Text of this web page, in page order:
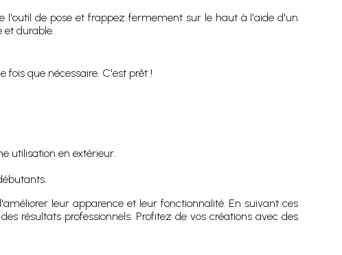
l'outil de pose et frappez fermement sur le haut à l'aide d'un
et durable.
que nécessaire. C'est prêt !
utilisation en extérieur.
leur apparence et leur fonctionnalité. En suivant ces
résultats professionnels. Profitez de vos créations avec des